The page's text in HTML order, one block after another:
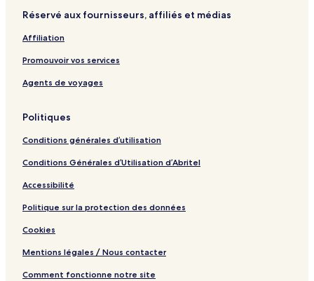
Réservé aux fournisseurs, affiliés et médias
Affiliation
Promouvoir vos services
Agents de voyages
Politiques
Conditions générales d’utilisation
Conditions Générales d’Utilisation d’Abritel
Accessibilité
Politique sur la protection des données
Cookies
Mentions légales / Nous contacter
Comment fonctionne notre site